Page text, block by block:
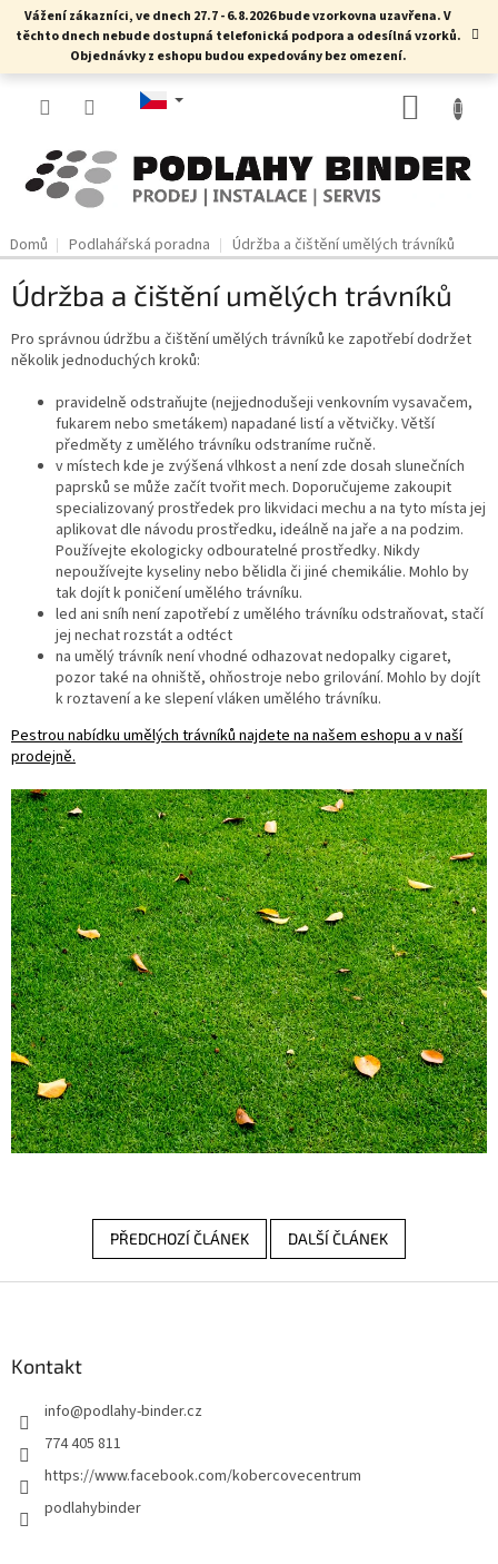
PřejítVážení zákazníci, ve dnech 27.7 - 6.8.2026 bude vzorkovna uzavřena. V
těchto dnech nebude dostupná telefonická podpora a odesílná vzorků.
Objednávky z eshopu budou expedovány bez omezení.
Domů Podlahářská poradna Údržba a čištění umělých trávníků
Údržba a čištění umělých trávníků
Pro správnou údržbu a čištění umělých trávníků ke zapotřebí dodržet
několik jednoduchých kroků:
pravidelně odstraňujte (nejjednodušeji venkovním vysavačem,
fukarem nebo smetákem) napadané listí a větvičky. Větší
předměty z umělého trávníku odstraníme ručně.
v místech kde je zvýšená vlhkost a není zde dosah slunečních
paprsků se může začít tvořit mech. Doporučujeme zakoupit
specializovaný prostředek pro likvidaci mechu a na tyto místa jej
aplikovat dle návodu prostředku, ideálně na jaře a na podzim.
Používejte ekologicky odbouratelné prostředky. Nikdy
nepoužívejte kyseliny nebo bělidla či jiné chemikálie. Mohlo by
tak dojít k poničení umělého trávníku.
led ani sníh není zapotřebí z umělého trávníku odstraňovat, stačí
jej nechat rozstát a odtéct
na umělý trávník není vhodné odhazovat nedopalky cigaret,
pozor také na ohniště, ohňostroje nebo grilování. Mohlo by dojít
k roztavení a ke slepení vláken umělého trávníku.
Pestrou nabídku umělých trávníků najdete na našem eshopu a v naší
prodejně.
PŘEDCHOZÍ ČLÁNEK DALŠÍ ČLÁNEK
Kontakt
info@podlahy-binder.cz
774 405 811
https://www.facebook.com/kobercovecentrum
podlahybinder